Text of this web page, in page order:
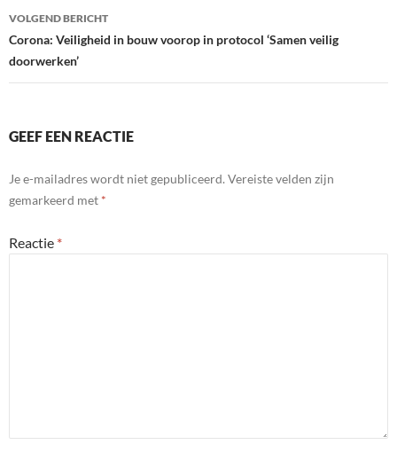
VOLGEND BERICHT
Corona: Veiligheid in bouw voorop in protocol ‘Samen veilig
doorwerken’
GEEF EEN REACTIE
Je e-mailadres wordt niet gepubliceerd. Vereiste velden zijn
gemarkeerd met *
Reactie *